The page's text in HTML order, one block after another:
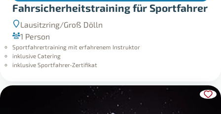
Fahrsicherheitstraining für Sportfahrer
Lausitzring/Groß Dölln
1 Person
Sportfahrertraining mit erfahrenem Instruktor
inklusive Catering
inklusive Sportfahrer-Zertifikat